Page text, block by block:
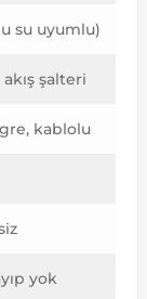
su uyumlu)
şalteri
kablolu
yok